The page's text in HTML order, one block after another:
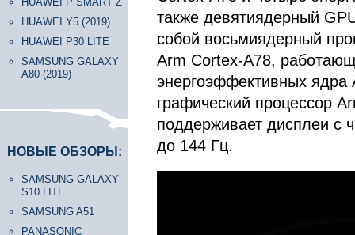
HUAWEI Y5 (2019)
HUAWEI P30 LITE
SAMSUNG GALAXY
A80 (2019)
НОВЫЕ ОБЗОРЫ:
SAMSUNG GALAXY
S10 LITE
SAMSUNG A51
PANASONIC
также девятиядерный
собой восьмиядерный
Arm Cortex-A78,
энергоэффективных ядра
графический процессор
поддерживает дисплеи с
до 144 Гц.